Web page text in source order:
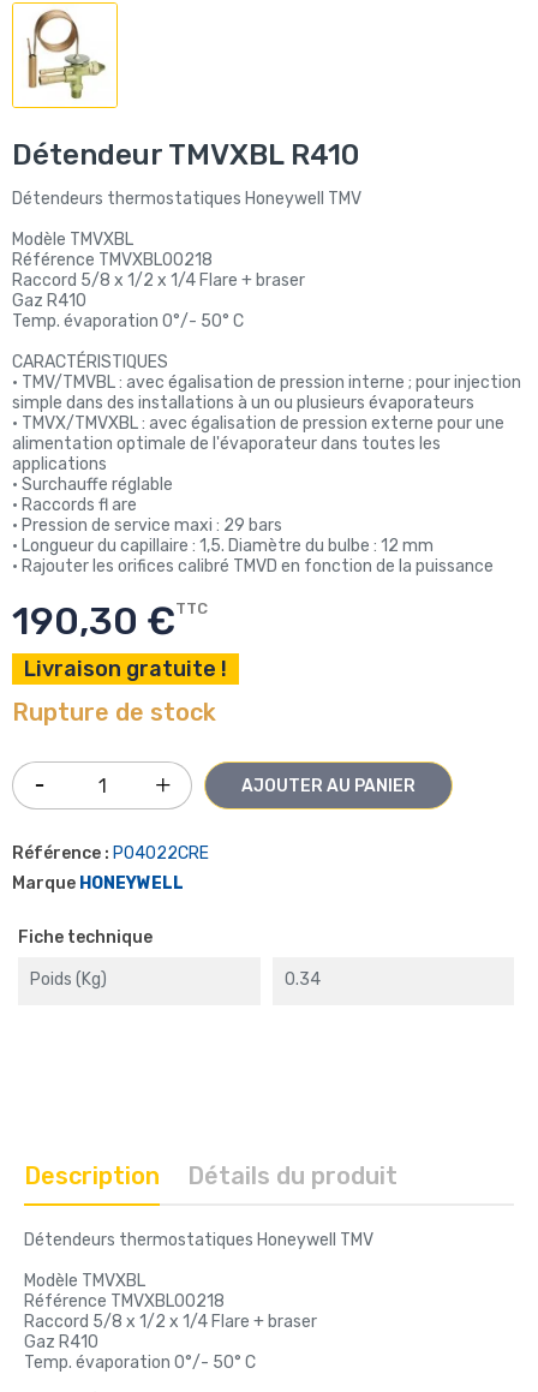
Détendeur TMVXBL R410
Détendeurs thermostatiques Honeywell TMV
Modèle TMVXBL
Référence TMVXBL00218
Raccord 5/8 x 1/2 x 1/4 Flare + braser
Gaz R410
Temp. évaporation 0°/- 50° C
CARACTÉRISTIQUES
• TMV/TMVBL : avec égalisation de pression interne ; pour injection
simple dans des installations à un ou plusieurs évaporateurs
• TMVX/TMVXBL : avec égalisation de pression externe pour une
alimentation optimale de l'évaporateur dans toutes les
applications
• Surchauffe réglable
• Raccords fl are
• Pression de service maxi : 29 bars
• Longueur du capillaire : 1,5. Diamètre du bulbe : 12 mm
• Rajouter les orifices calibré TMVD en fonction de la puissance
190,30 €TTC
Livraison gratuite !
Rupture de stock
AJOUTER AU PANIER
Référence : P04022CRE
Marque HONEYWELL
Fiche technique
Poids (kg) 0.34
Description Détails du produit
Détendeurs thermostatiques Honeywell TMV
Modèle TMVXBL
Référence TMVXBL00218
Raccord 5/8 x 1/2 x 1/4 Flare + braser
Gaz R410
Temp. évaporation 0°/- 50° C